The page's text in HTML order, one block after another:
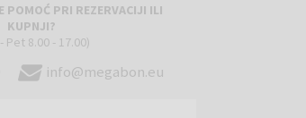
POMOĆ PRI REZERVACIJI ILI
KUPNJI?
Pet 8.00 - 17.00)
info@megabon.eu